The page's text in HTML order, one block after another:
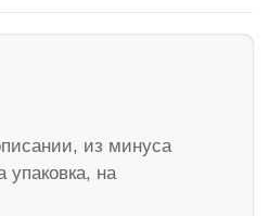
из минуса
упаковка, на